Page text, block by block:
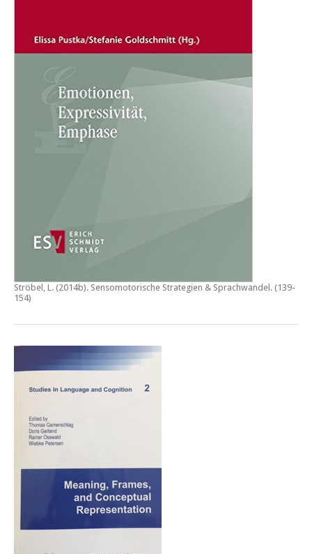
Ströbel, L. (2014b). Sensomotorische Strategien & Sprachwandel . (139-
154)